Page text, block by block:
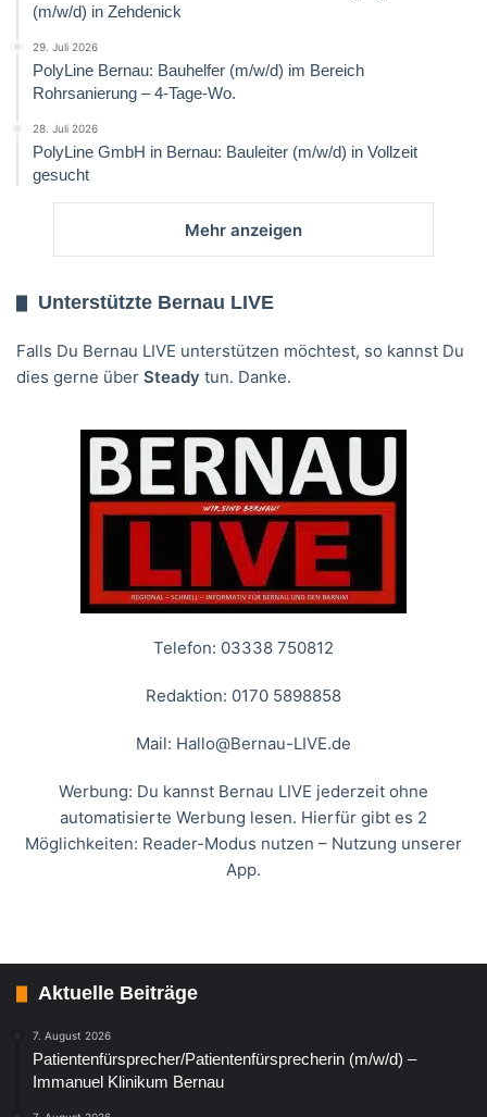
(m/w/d) in Zehdenick
29. Juli 2026
PolyLine Bernau: Bauhelfer (m/w/d) im Bereich
Rohrsanierung – 4-Tage-Wo.
28. Juli 2026
PolyLine GmbH in Bernau: Bauleiter (m/w/d) in Vollzeit
gesucht
Mehr anzeigen
Unterstützte Bernau LIVE
Falls Du Bernau LIVE unterstützen möchtest, so kannst Du
dies gerne über Steady tun. Danke.
Telefon: 03338 750812
Redaktion: 0170 5898858
Mail: Hallo@Bernau-LIVE.de
Werbung: Du kannst Bernau LIVE jederzeit ohne
automatisierte Werbung lesen. Hierfür gibt es 2
Möglichkeiten: Reader-Modus nutzen – Nutzung unserer
App.
Aktuelle Beiträge
7. August 2026
Patientenfürsprecher/Patientenfürsprecherin (m/w/d) –
Immanuel Klinikum Bernau